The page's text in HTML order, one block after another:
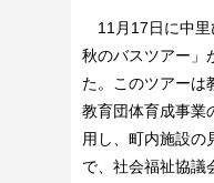
11月17日に中里
秋のバスツアー」
た。このツアーは
教育団体育成事業
用し、町内施設の
で、社会福祉協議